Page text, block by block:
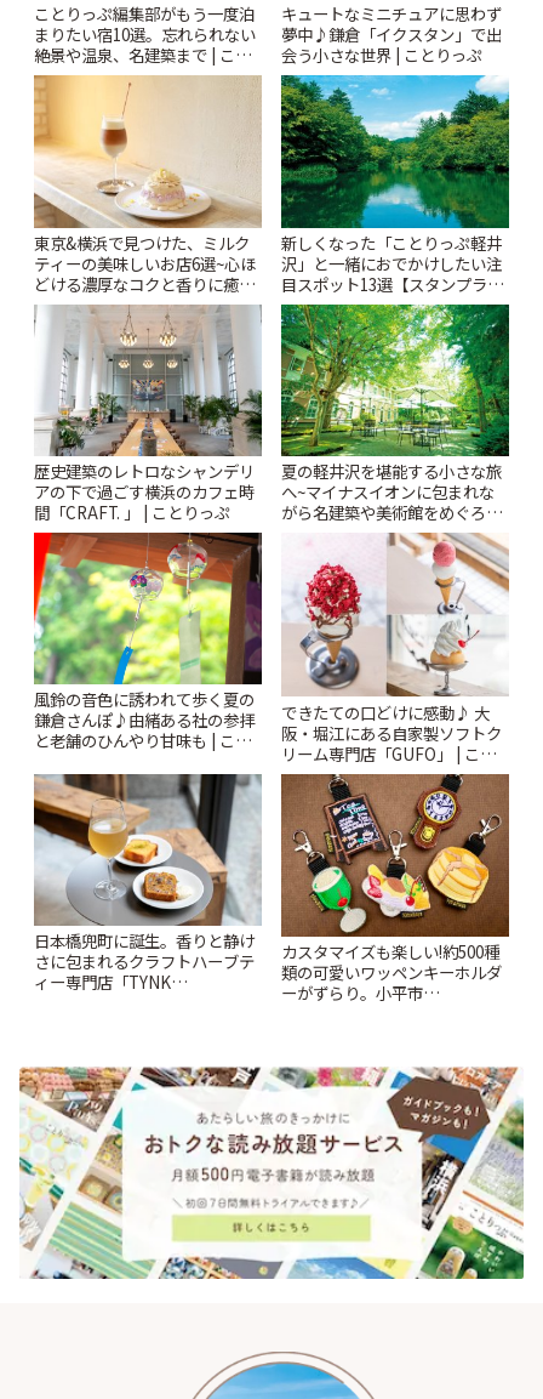
ことりっぷ編集部がもう一度泊
まりたい宿10選。忘れられない
絶景や温泉、名建築まで | こと
りっぷ
キュートなミニチュアに思わず
夢中♪鎌倉「イクスタン」で出
会う小さな世界 | ことりっぷ
東京&横浜で見つけた、ミルク
ティーの美味しいお店6選~心ほ
どける濃厚なコクと香りに癒や
されるティータイム~ | ことりっ
ぷ
新しくなった「ことりっぷ軽井
沢」と一緒におでかけしたい注
目スポット13選【スタンプラリ
ー開催中】 | ことりっぷ
歴史建築のレトロなシャンデリ
アの下で過ごす横浜のカフェ時
間「CRAFT. 」 | ことりっぷ
夏の軽井沢を堪能する小さな旅
へ~マイナスイオンに包まれな
がら名建築や美術館をめぐろう
~ | ことりっぷ
風鈴の音色に誘われて歩く夏の
鎌倉さんぽ♪由緒ある社の参拝
と老舗のひんやり甘味も | こと
できたての口どけに感動♪ 大
阪・堀江にある自家製ソフトク
リーム専門店「GUFO」 | こと
りっぷ
日本橋兜町に誕生。香りと静け
さに包まれるクラフトハーブテ
ィー専門店「TYNK
カスタマイズも楽しい!約500種
類の可愛いワッペンキーホルダ
ーがずらり。小平市